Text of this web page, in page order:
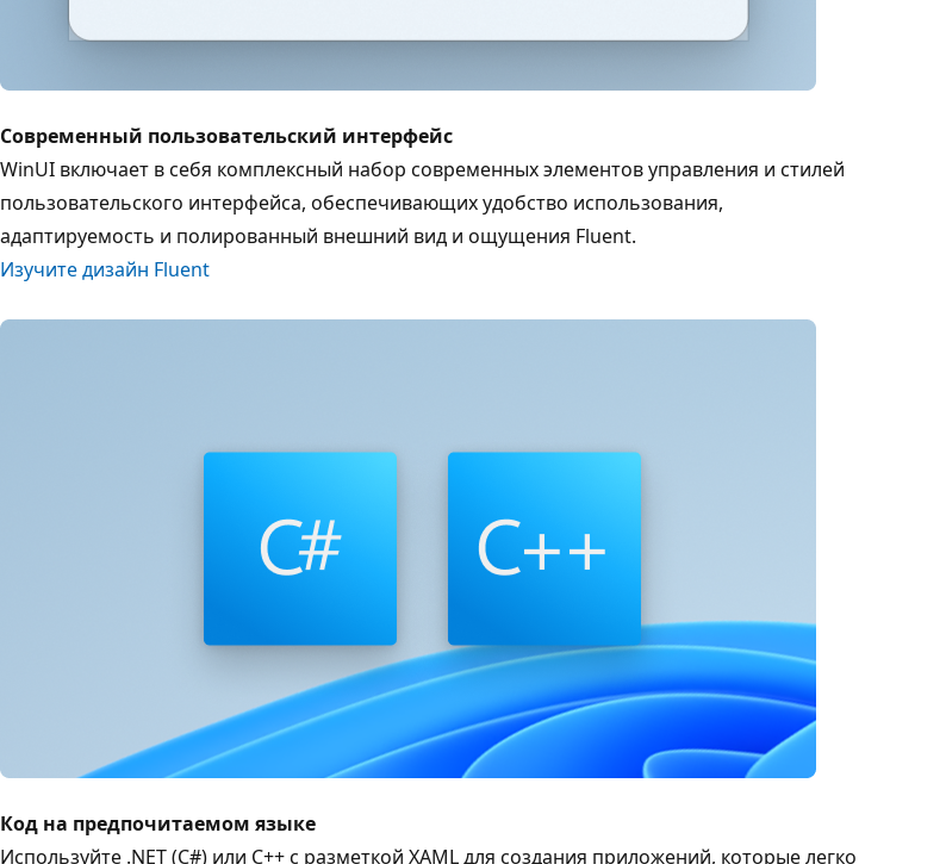
Современный пользовательский интерфейс
WinUI включает в себя комплексный набор современных элементов управления и стилей
пользовательского интерфейса, обеспечивающих удобство использования,
адаптируемость и полированный внешний вид и ощущения Fluent.
Изучите дизайн Fluent
Код на предпочитаемом языке
Используйте .NET (C#) или C++ с разметкой XAML для создания приложений, которые легко